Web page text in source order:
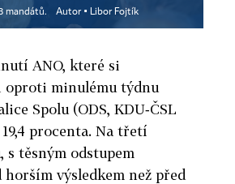
mandátů. Autor ▪ Libor Fojtík
ANO, které si
oproti minulému týdnu
Spolu (ODS, KDU‑ČSL
procenta. Na třetí
s těsným odstupem
horším výsledkem než před